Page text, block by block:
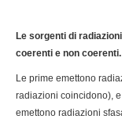
Le sorgenti di
coerenti e non coerenti.
Le prime emettono
radiazioni coincidono),
emettono radiazioni